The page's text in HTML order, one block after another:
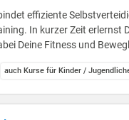
effiziente
In kurzer Zeit erlernst
Deine Fitness und
auch Kurse für Kinder /